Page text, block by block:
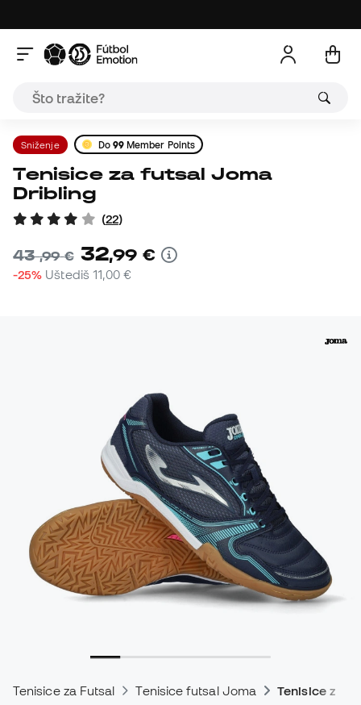
Sniženje Do 99 Member Points
Tenisice za futsal Joma
Dribling
(22)
43,99 € 32,99 €
-25% Uštediš 11,00 €
Tenisice za Futsal Tenisice futsal Joma Tenisice za